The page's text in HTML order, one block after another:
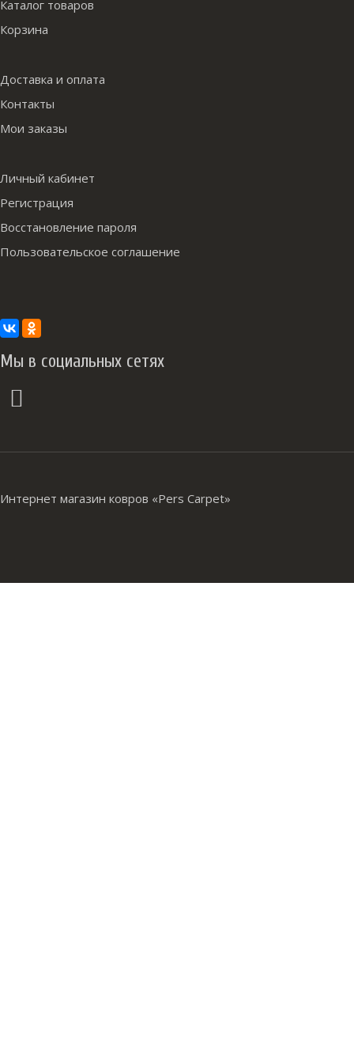
Каталог товаров
Корзина
Доставка и оплата
Контакты
Мои заказы
Личный кабинет
Регистрация
Восстановление пароля
Пользовательское соглашение
Мы в социальных сетях
Интернет магазин ковров «Pers Carpet»